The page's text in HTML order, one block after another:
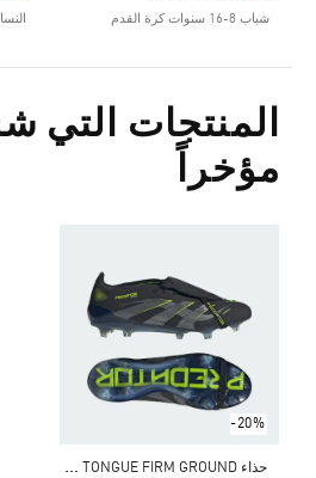
شباب 8-16 سنوات كرة القدم
المنتجات التي
مؤخراً
-20%
ح
ذاء PREDATOR ELITE FOLD-OVER TONGUE FIRM GROUND